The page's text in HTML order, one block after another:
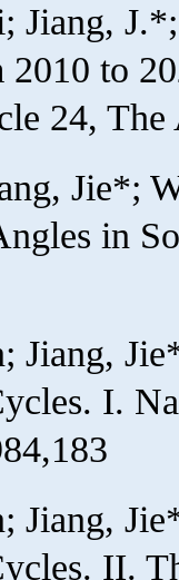
Jiang,
to
24,
Jie*;
in
Jiang,
I.
Jiang,
II.